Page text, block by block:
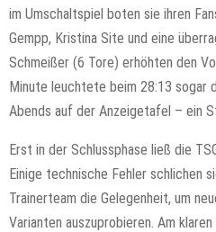
im Umschaltspiel boten sie ihren
Gempp, Kristina Site und eine
Schmeißer (6 Tore) erhöhten den
Minute leuchtete beim 28:13 sogar
Abends auf der Anzeigetafel – ein
Erst in der Schlussphase ließ die
Einige technische Fehler schlichen
Trainerteam die Gelegenheit, um
Varianten auszuprobieren. Am